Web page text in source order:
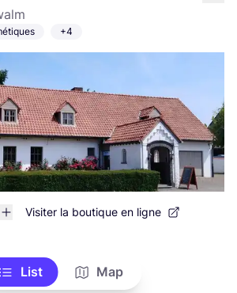
+4
Visiter la boutique en ligne
List Map